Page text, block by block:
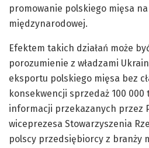
promowanie polskiego mięsa
międzynarodowej.
Efektem takich działań może
porozumienie z władzami
eksportu polskiego mięsa bez
konsekwencji sprzedaż 100 000
informacji przekazanych przez
wiceprezesa Stowarzyszenia
polscy przedsiębiorcy z branży